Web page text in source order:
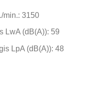
min.: 3150
LwA (dB(A)): 59
LpA (dB(A)): 48